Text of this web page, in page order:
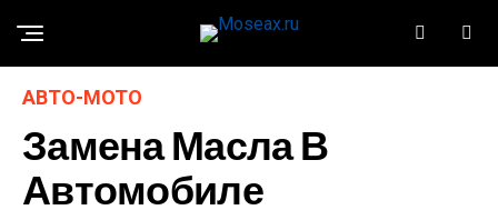
АВТО-МОТО
Замена Масла В
Автомобиле